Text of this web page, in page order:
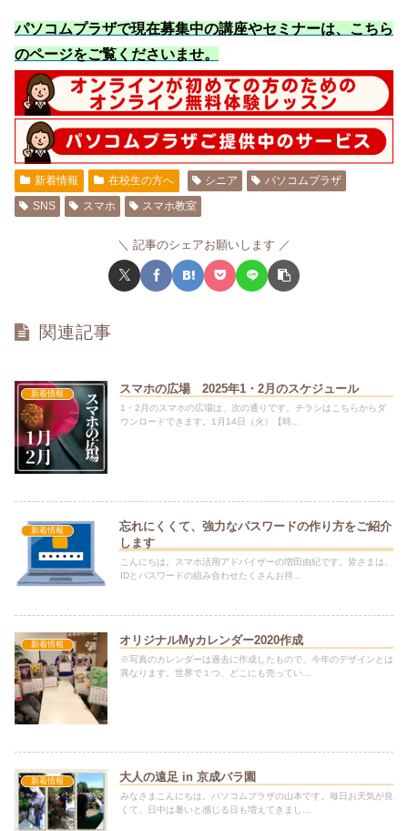
パソコムプラザで現在募集中の講座やセミナーは、こちら
のページをご覧くださいませ。
新着情報 在校生の方へ シニア
パソコムプラザ
SNS
スマホ スマホ教室
記事のシェアお願いします
関連記事
新着情報 スマホの広場 2025年1・2月のスケジュール
1・2月のスマホの広場は、次の通りです。チラシはこちらからダ
ウンロードできます。1月14日（火）【時...
新着情報
忘れにくくて、強力なパスワードの作り方をご紹介
します
こんにちは。スマホ活用アドバイザーの増田由紀です。皆さまは、
IDとパスワードの組み合わせたくさんお持...
新着情報 オリジナルMyカレンダー2020作成
※写真のカレンダーは過去に作成したもので、今年のデザインとは
異なります。世界で１つ、どこにも売ってい...
新着情報 大人の遠足 in 京成バラ園
みなさまこんにちは。パソコムプラザの山本です。毎日お天気が良
くて、日中は暑いと感じる日も増えてきまし...